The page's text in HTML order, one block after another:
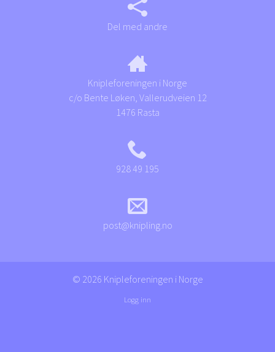
Del med andre
Knipleforeningen i Norge
c/o Bente Løken, Vallerudveien 12
1476 Rasta
928 49 195
post@knipling.no
© 2026 Knipleforeningen i Norge
Logg inn